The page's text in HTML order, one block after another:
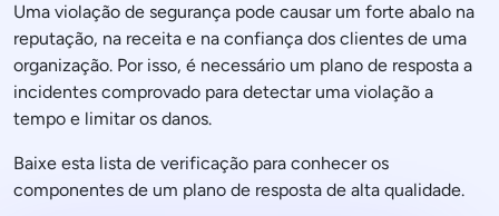
Uma violação de segurança pode causar um forte abalo na
reputação, na receita e na confiança dos clientes de uma
organização. Por isso, é necessário um plano de resposta a
incidentes comprovado para detectar uma violação a
tempo e limitar os danos.
Baixe esta lista de verificação para conhecer os
componentes de um plano de resposta de alta qualidade.